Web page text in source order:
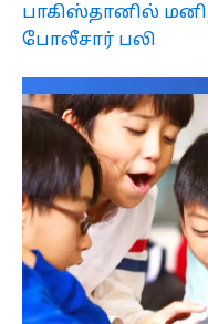
பாகிஸ்தானில்
போலீசார் பலி